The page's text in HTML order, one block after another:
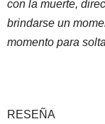
con la muerte,
brindarse un
momento para
RESEÑA